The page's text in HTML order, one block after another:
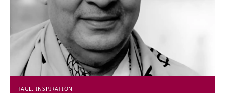
TÄGL. INSPIRATION